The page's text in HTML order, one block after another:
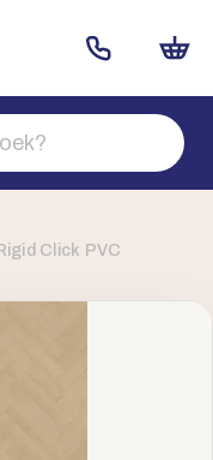
Click PVC